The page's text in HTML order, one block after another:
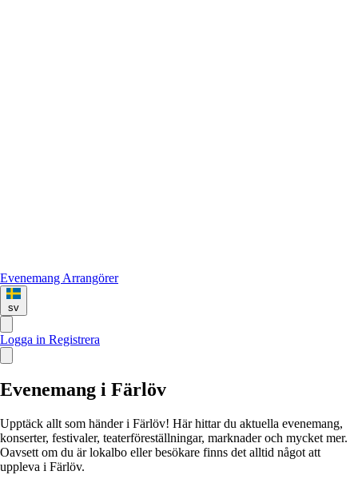
Evenemang Arrangörer
sv
Logga in Registrera
Evenemang i Färlöv
Upptäck allt som händer i Färlöv! Här hittar du aktuella evenemang,
konserter, festivaler, teaterföreställningar, marknader och mycket mer.
Oavsett om du är lokalbo eller besökare finns det alltid något att
uppleva i Färlöv.